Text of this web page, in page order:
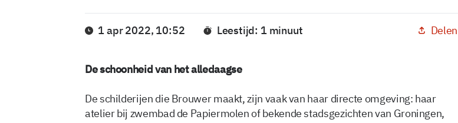
1 apr 2022, 10:52 Leestijd: 1 minuut Delen
De schoonheid van het alledaagse
De schilderijen die Brouwer maakt, zijn vaak van haar directe omgeving: haar
atelier bij zwembad de Papiermolen of bekende stadsgezichten van Groningen,